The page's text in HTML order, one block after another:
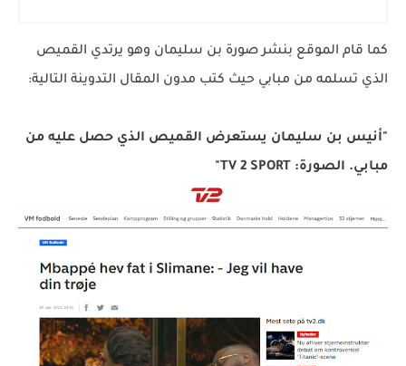
كما قام الموقع بنشر صورة بن سليمان وهو يرتدي القميص
الذي تسلمه من مبابي حيث كتب مدون المقال التدوينة التالية:
"أنيس بن سليمان يستعرض القميص الذي حصل عليه من
مبابي. الصورة: TV 2 SPORT"